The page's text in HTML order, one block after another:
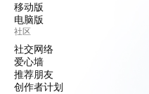
移动版
电脑版
社区
社交网络
爱心墙
推荐朋友
创作者计划